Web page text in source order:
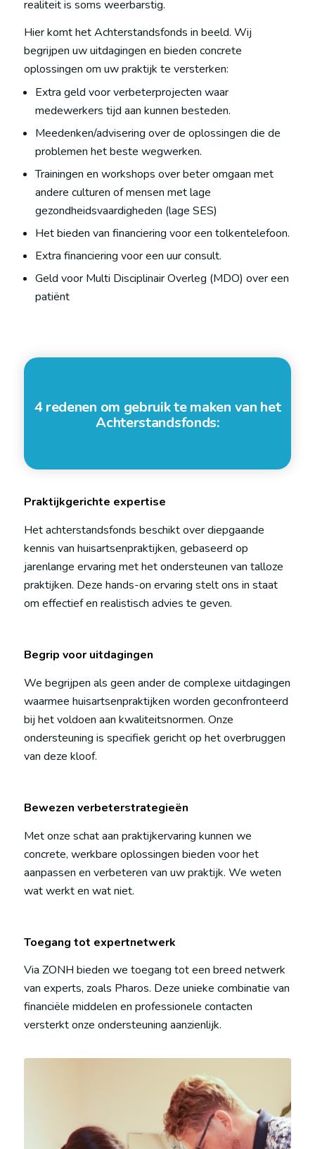
realiteit is soms weerbarstig.
Hier komt het Achterstandsfonds in beeld. Wij
begrijpen uw uitdagingen en bieden concrete
oplossingen om uw praktijk te versterken:
Extra geld voor verbeterprojecten waar
medewerkers tijd aan kunnen besteden.
Meedenken/advisering over de oplossingen die de
problemen het beste wegwerken.
Trainingen en workshops over beter omgaan met
andere culturen of mensen met lage
gezondheidsvaardigheden (lage SES)
Het bieden van financiering voor een tolkentelefoon.
Extra financiering voor een uur consult.
Geld voor Multi Disciplinair Overleg (MDO) over een
patiënt
4 redenen om gebruik te maken van het
Achterstandsfonds:
Praktijkgerichte expertise
Het achterstandsfonds beschikt over diepgaande
kennis van huisartsenpraktijken, gebaseerd op
jarenlange ervaring met het ondersteunen van talloze
praktijken. Deze hands-on ervaring stelt ons in staat
om effectief en realistisch advies te geven.
Begrip voor uitdagingen
We begrijpen als geen ander de complexe uitdagingen
waarmee huisartsenpraktijken worden geconfronteerd
bij het voldoen aan kwaliteitsnormen. Onze
ondersteuning is specifiek gericht op het overbruggen
van deze kloof.
Bewezen verbeterstrategieën
Met onze schat aan praktijkervaring kunnen we
concrete, werkbare oplossingen bieden voor het
aanpassen en verbeteren van uw praktijk. We weten
wat werkt en wat niet.
Toegang tot expertnetwerk
Via ZONH bieden we toegang tot een breed netwerk
van experts, zoals Pharos. Deze unieke combinatie van
financiële middelen en professionele contacten
versterkt onze ondersteuning aanzienlijk.